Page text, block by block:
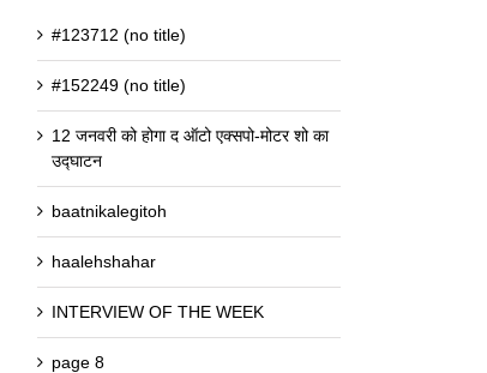
#123712 (no title)
#152249 (no title)
12 जनवरी को होगा द ऑटो एक्सपो-मोटर शो का
उद्घाटन
baatnikalegitoh
haalehshahar
INTERVIEW OF THE WEEK
page 8